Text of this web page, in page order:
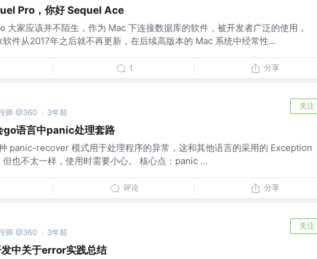
Pro，你好 Sequel Ace
大家应该并不陌生，作为 Mac 下连接数据库的软件，被开发者广泛的使用，
软件从2017年之后就不再更新，在后续高版本的 Mac 系统中经常性...
1 分享
师 @360 · 3年前
关注
go语言中panic处理套路
panic-recover 模式用于处理程序的异常，这和其他语言的采用的 Exception
但也不太一样，使用时需要小心。 核心点：panic ...
评论 分享
师 @360 · 3年前
关注
中关于error实践总结